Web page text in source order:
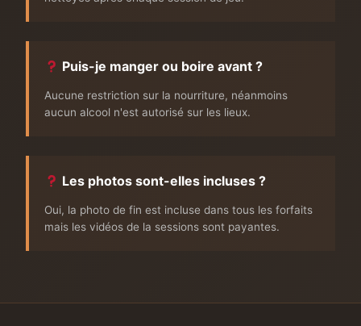
Puis-je manger ou boire avant ?
Aucune restriction sur la nourriture, néanmoins
aucun alcool n'est autorisé sur les lieux.
Les photos sont-elles incluses ?
Oui, la photo de fin est incluse dans tous les forfaits
mais les vidéos de la sessions sont payantes.